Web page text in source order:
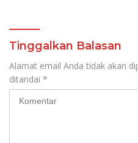
Tinggalkan Balasan
Alamat email Anda tidak akan
ditandai *